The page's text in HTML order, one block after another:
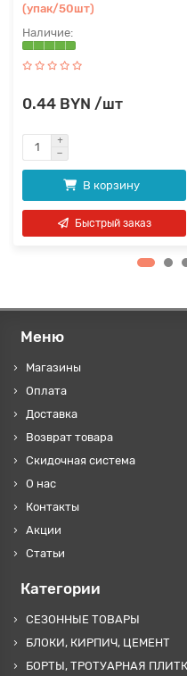
(упак/50шт)
0.44 BYN /шт
В корзину
Быстрый заказ
Меню
Магазины
Оплата
Доставка
Возврат товара
Скидочная система
О нас
Контакты
Акции
Статьи
Категории
СЕЗОННЫЕ ТОВАРЫ
БЛОКИ, КИРПИЧ, ЦЕМЕНТ
БОРТЫ, ТРОТУАРНАЯ